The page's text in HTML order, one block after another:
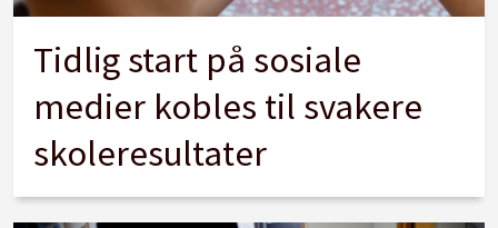
Tidlig start på sosiale
medier kobles til svakere
skoleresultater